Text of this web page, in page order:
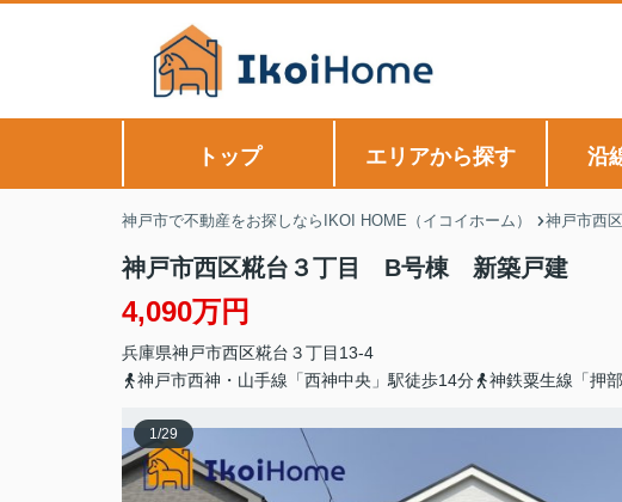
トップ エリアから探す 沿
神戸市で不動産をお探しならIKOI HOME（イコイホーム） 神戸市西
神戸市西区糀台３丁目 B号棟 新築戸建
4,090万円
兵庫県神戸市西区糀台 ３丁目13-4
神戸市西神・山手線「西神中央」駅徒歩14分
神鉄粟生線「押
1/29